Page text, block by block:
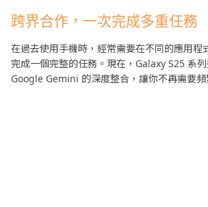
跨界合作，一次完成多重任務
在過去使用手機時，經常需要在不同的應用程
完成一個完整的任務。現在，Galaxy S25 系
Google Gemini 的深度整合，讓你不再需要頻